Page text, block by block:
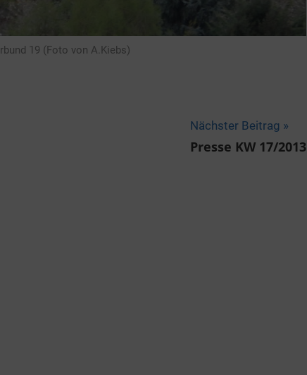
19 (Foto von A.Kiebs)
Nächster Beitrag
Presse KW 17/2013